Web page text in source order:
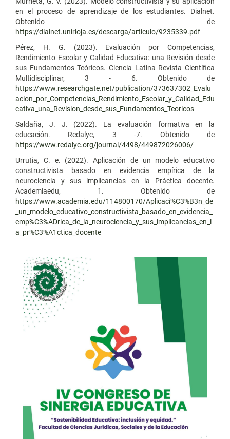
en el proceso de aprendizaje de los estudiantes. Dialnet.
Obtenido de
https://dialnet.unirioja.es/descarga/articulo/9235339.pdf
Pérez, H. G. (2023). Evaluación por Competencias,
Rendimiento Escolar y Calidad Educativa: una Revisión desde
sus Fundamentos Teóricos. Ciencia Latina Revista Científica
Multidisciplinar, 3 - 6. Obtenido de
https://www.researchgate.net/publication/373637302_Evalu
acion_por_Competencias_Rendimiento_Escolar_y_Calidad_Edu
cativa_una_Revision_desde_sus_Fundamentos_Teoricos
Saldaña, J. J. (2022). La evaluación formativa en la
educación. Redalyc, 3 -7. Obtenido de
https://www.redalyc.org/journal/4498/449872026006/
Urrutia, C. e. (2022). Aplicación de un modelo educativo
constructivista basado en evidencia empírica de la
neurociencia y sus implicancias en la Práctica docente.
Academiaedu, 1. Obtenido de
https://www.academia.edu/114800170/Aplicaci%C3%B3n_de
_un_modelo_educativo_constructivista_basado_en_evidencia_
emp%C3%ADrica_de_la_neurociencia_y_sus_implicancias_en_l
a_pr%C3%A1ctica_docente